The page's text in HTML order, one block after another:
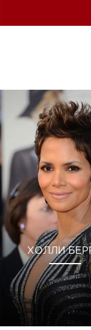
ХОЛЛИ